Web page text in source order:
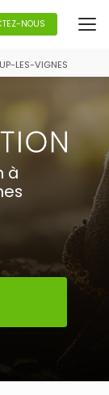
LES-VIGNES
NOUS
à